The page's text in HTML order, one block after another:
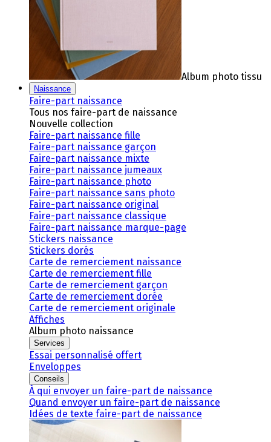
Album photo tissu
Naissance
Faire-part naissance
Tous nos faire-part de naissance
Nouvelle collection
Faire-part naissance fille
Faire-part naissance garçon
Faire-part naissance mixte
Faire-part naissance jumeaux
Faire-part naissance photo
Faire-part naissance sans photo
Faire-part naissance original
Faire-part naissance classique
Faire-part naissance marque-page
Stickers naissance
Stickers dorés
Carte de remerciement naissance
Carte de remerciement fille
Carte de remerciement garçon
Carte de remerciement dorée
Carte de remerciement originale
Affiches
Album photo naissance
Services
Essai personnalisé offert
Enveloppes
Conseils
À qui envoyer un faire-part de naissance
Quand envoyer un faire-part de naissance
Idées de texte faire-part de naissance